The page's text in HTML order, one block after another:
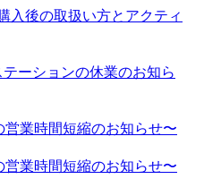
入後の取扱い方とアクティ
ーションの休業のお知ら
営業時間短縮のお知らせ〜
営業時間短縮のお知らせ〜